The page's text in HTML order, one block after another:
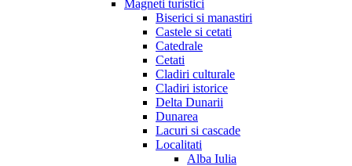
Magneti turistici
Biserici si manastiri
Castele si cetati
Catedrale
Cetati
Cladiri culturale
Cladiri istorice
Delta Dunarii
Dunarea
Lacuri si cascade
Localitati
Alba Iulia